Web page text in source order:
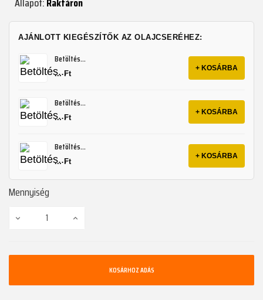
AJÁNLOTT KIEGÉSZÍTŐK AZ OLAJCSERÉHEZ:
Betöltés...
... Ft
+ KOSÁRBA
Betöltés...
... Ft
+ KOSÁRBA
Betöltés...
... Ft
+ KOSÁRBA
Mennyiség
KOSÁRHOZ ADÁS